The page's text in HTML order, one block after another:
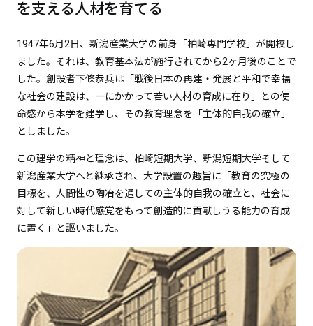
を支える人材を育てる
1947年6月2日、新潟産業大学の前身「柏崎専門学校」が開校し
ました。それは、教育基本法が施行されてから2ヶ月後のことで
した。創設者下條恭兵は「戦後日本の再建・発展と平和で幸福
な社会の建設は、一にかかって若い人材の育成に在り」との使
命感から本学を建学し、その教育理念を「主体的自我の確立」
としました。
この建学の精神と理念は、柏崎短期大学、新潟短期大学そして
新潟産業大学へと継承され、大学設置の趣旨に「教育の究極の
目標を、人間性の陶冶を通しての主体的自我の確立と、社会に
対して新しい時代感覚をもって創造的に貢献しうる能力の育成
に置く」と謳いました。